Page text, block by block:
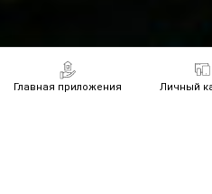
Главная приложения Личный